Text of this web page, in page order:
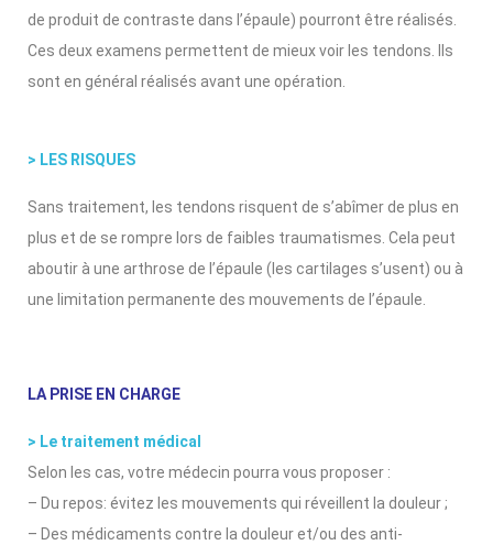
de produit de contraste dans l’épaule) pourront être réalisés.
Ces deux examens permettent de mieux voir les tendons. Ils
sont en général réalisés avant une opération.
> LES RISQUES
Sans traitement, les tendons risquent de s’abîmer de plus en
plus et de se rompre lors de faibles traumatismes. Cela peut
aboutir à une arthrose de l’épaule (les cartilages s’usent) ou à
une limitation permanente des mouvements de l’épaule.
LA PRISE EN CHARGE
> Le traitement médical
Selon les cas, votre médecin pourra vous proposer :
– Du repos: évitez les mouvements qui réveillent la douleur ;
– Des médicaments contre la douleur et/ou des anti-